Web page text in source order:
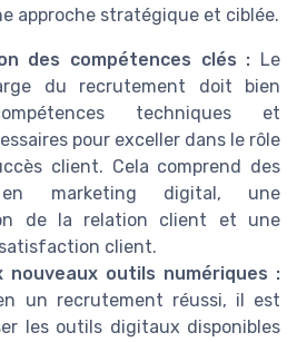
approche stratégique et ciblée.
des compétences clés : Le
du recrutement doit bien
techniques et
pour exceller dans le rôle
client. Cela comprend des
en marketing digital, une
de la relation client et une
client.
nouveaux outils numériques :
un recrutement réussi, il est
les outils digitaux disponibles